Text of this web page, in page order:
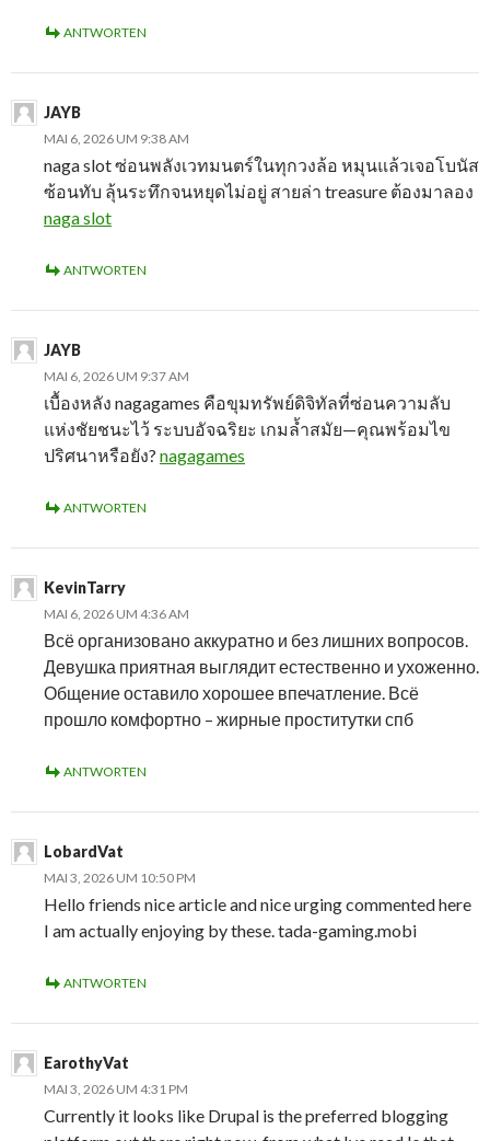
ANTWORTEN
JAYB
MAI 6, 2026 UM 9:38 AM
naga slot ซ่อนพลังเวทมนตร์ในทุกวงล้อ หมุนแล้วเจอโบนัส
ซ้อนทับ ลุ้นระทึกจนหยุดไม่อยู่ สายล่า treasure ต้องมาลอง
naga slot
ANTWORTEN
JAYB
MAI 6, 2026 UM 9:37 AM
เบื้องหลัง nagagames คือขุมทรัพย์ดิจิทัลที่ซ่อนความลับ
แห่งชัยชนะไว้ ระบบอัจฉริยะ เกมล้ำสมัย—คุณพร้อมไข
ปริศนาหรือยัง? nagagames
ANTWORTEN
KevinTarry
MAI 6, 2026 UM 4:36 AM
Всё организовано аккуратно и без лишних вопросов.
Девушка приятная выглядит естественно и ухоженно.
Общение оставило хорошее впечатление. Всё
прошло комфортно – жирные проститутки спб
ANTWORTEN
LobardVat
MAI 3, 2026 UM 10:50 PM
Hello friends nice article and nice urging commented here
I am actually enjoying by these. tada-gaming.mobi
ANTWORTEN
EarothyVat
MAI 3, 2026 UM 4:31 PM
Currently it looks like Drupal is the preferred blogging